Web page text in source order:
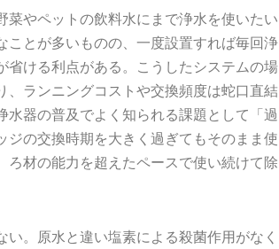
菜やペットの飲料水にまで浄水を使いたい
ことが多いものの、一度設置すれば毎回浄
省ける利点がある。こうしたシステムの場
ランニングコストや交換頻度は蛇口直結
器の普及でよく知られる課題として「過
の交換時期を大きく過ぎてもそのまま使
材の能力を超えたペースで使い続けて除
。原水と違い塩素による殺菌作用がなく